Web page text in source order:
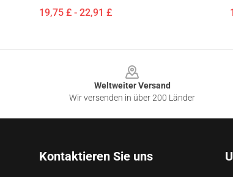
19,75 £ - 22,91 £
Weltweiter Versand
Wir versenden in über 200 Länder
Kontaktieren Sie uns